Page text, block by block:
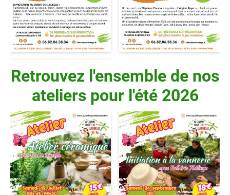
Retrouvez l'ensemble de nos
ateliers pour l'été 2026